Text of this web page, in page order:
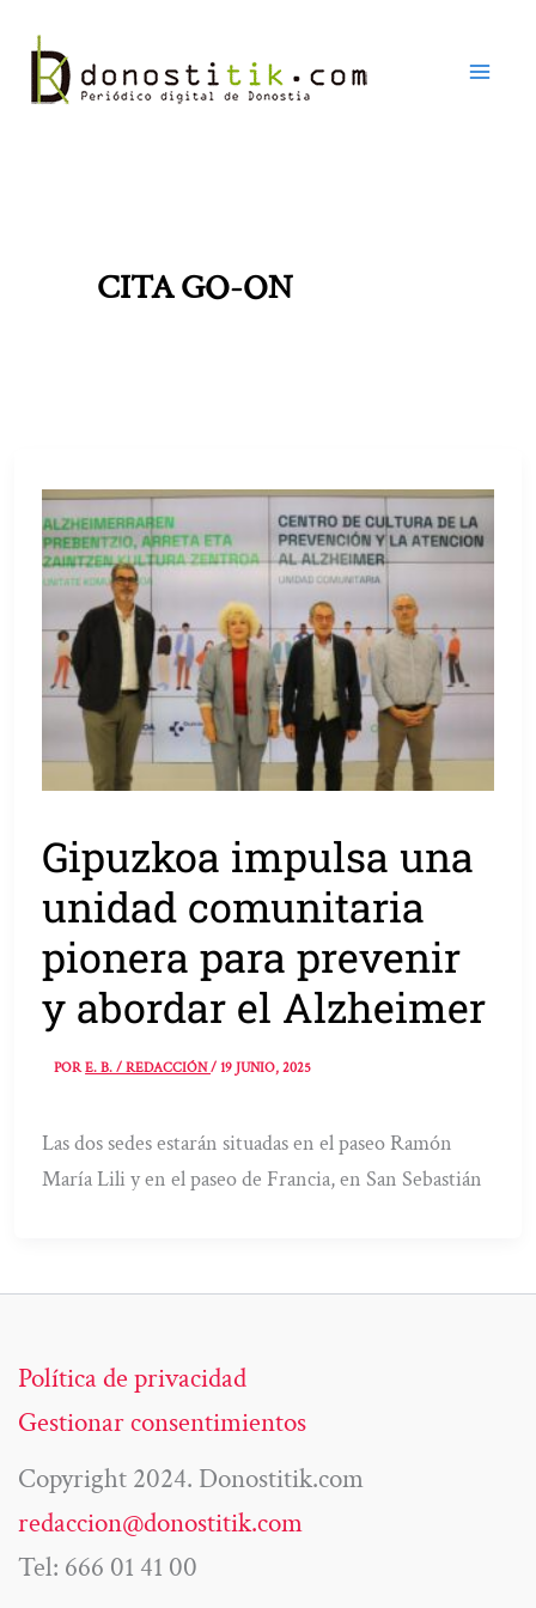
contenido
CITA GO-ON
Gipuzkoa impulsa una
unidad comunitaria
pionera para prevenir
y abordar el Alzheimer
PORE. B. / REDACCIÓN/19 JUNIO, 2025
Las dos sedes estarán situadas en el paseo Ramón
María Lili y en el paseo de Francia, en San Sebastián
Política de privacidad
Gestionar consentimientos
Copyright 2024. Donostitik.com
redaccion@donostitik.com
Tel: 666 01 41 00